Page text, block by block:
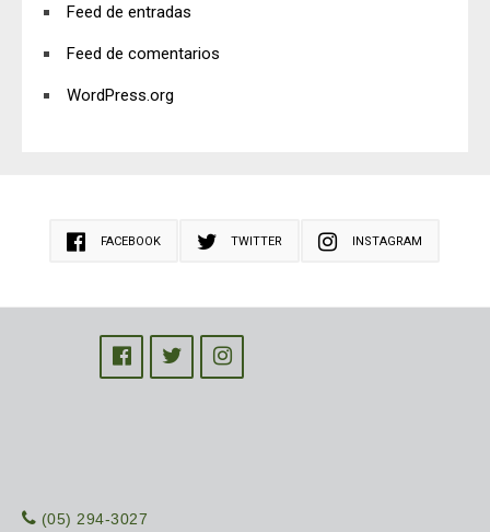
Feed de entradas
Feed de comentarios
WordPress.org
FACEBOOK TWITTER INSTAGRAM
(05) 294-3027